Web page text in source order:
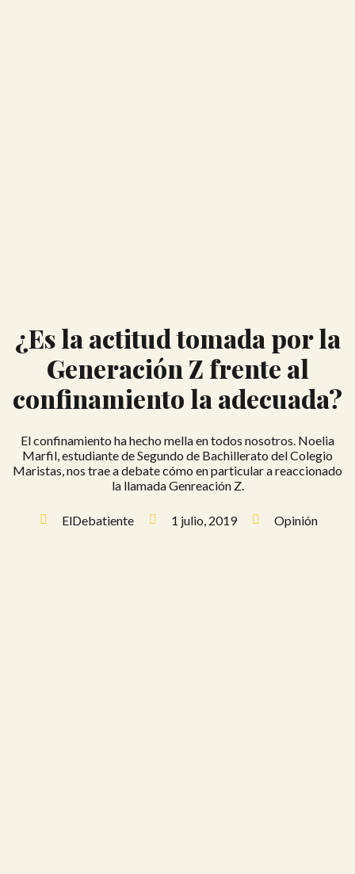
¿Es la actitud tomada por la
Generación Z frente al
confinamiento la adecuada?
El confinamiento ha hecho mella en todos nosotros. Noelia
Marfil, estudiante de Segundo de Bachillerato del Colegio
Maristas, nos trae a debate cómo en particular a reaccionado
la llamada Genreación Z.
ElDebatiente 1 julio, 2019 Opinión